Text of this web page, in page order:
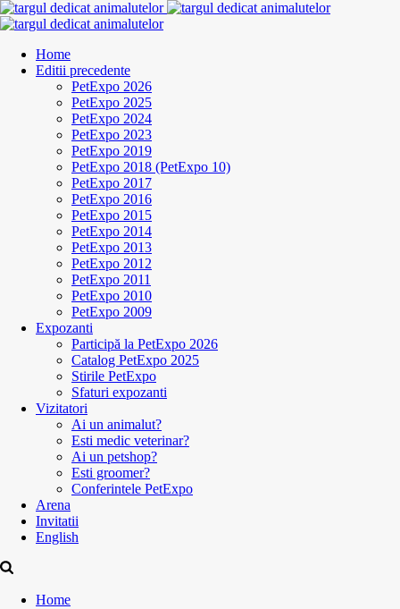
Home
Editii precedente
PetExpo 2026
PetExpo 2025
PetExpo 2024
PetExpo 2023
PetExpo 2019
PetExpo 2018 (PetExpo 10)
PetExpo 2017
PetExpo 2016
PetExpo 2015
PetExpo 2014
PetExpo 2013
PetExpo 2012
PetExpo 2011
PetExpo 2010
PetExpo 2009
Expozanti
Participă la PetExpo 2026
Catalog PetExpo 2025
Stirile PetExpo
Sfaturi expozanti
Vizitatori
Ai un animalut?
Esti medic veterinar?
Ai un petshop?
Esti groomer?
Conferintele PetExpo
Arena
Invitatii
English
Home